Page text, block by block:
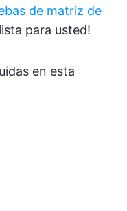
de matriz de
para usted!
en esta